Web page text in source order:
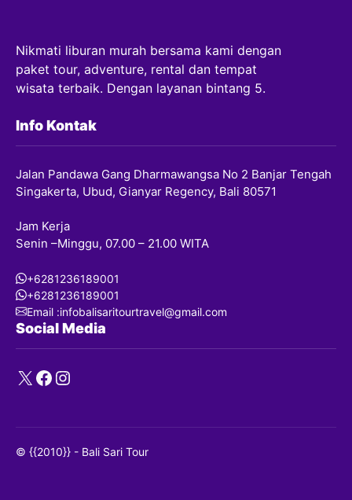
Nikmati liburan murah bersama kami dengan
paket tour, adventure, rental dan tempat
wisata terbaik. Dengan layanan bintang 5.
Info Kontak
Jalan Pandawa Gang Dharmawangsa No 2 Banjar Tengah
Singakerta, Ubud, Gianyar Regency, Bali 80571
Jam Kerja
Senin –Minggu, 07.00 – 21.00 WITA
+6281236189001
+6281236189001
Email :infobalisaritourtravel@gmail.com
Social Media
X Facebook
Instagram
© {{2010}} - Bali Sari Tour